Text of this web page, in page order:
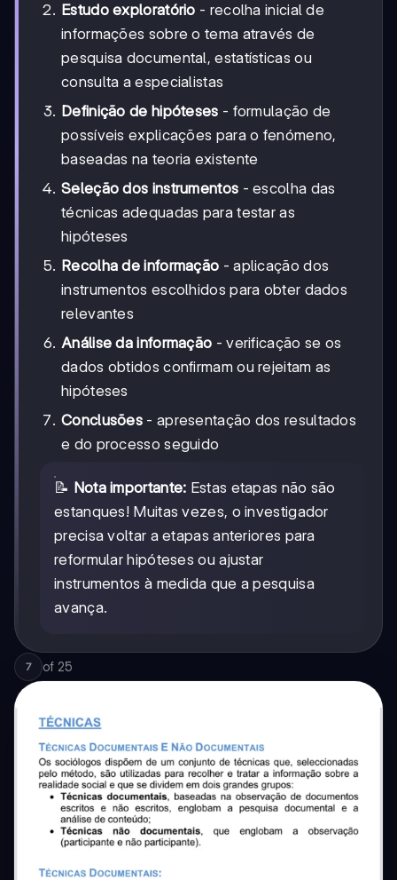
Estudo exploratório - recolha inicial de
informações sobre o tema através de
pesquisa documental, estatísticas ou
consulta a especialistas
Definição de hipóteses - formulação de
possíveis explicações para o fenómeno,
baseadas na teoria existente
Seleção dos instrumentos - escolha das
técnicas adequadas para testar as
hipóteses
Recolha de informação - aplicação dos
instrumentos escolhidos para obter dados
relevantes
Análise da informação - verificação se os
dados obtidos confirmam ou rejeitam as
hipóteses
Conclusões - apresentação dos resultados
e do processo seguido
📝 Nota importante: Estas etapas não são
estanques! Muitas vezes, o investigador
precisa voltar a etapas anteriores para
reformular hipóteses ou ajustar
instrumentos à medida que a pesquisa
avança.
7 of 25